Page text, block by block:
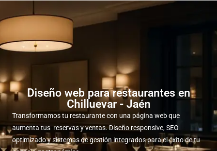
Diseño web para restaurantes en
Chilluevar - Jaén
Transformamos tu restaurante con una página web que
aumenta tus reservas y ventas. Diseño responsive, SEO
optimizado y sistemas de gestión integrados para el éxito de tu